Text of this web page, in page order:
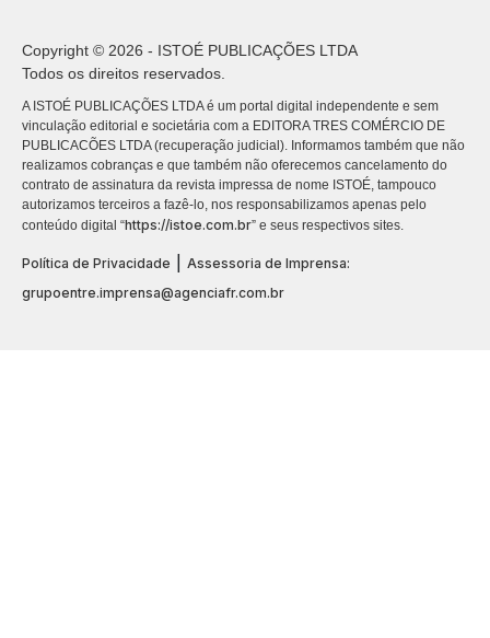
Copyright © 2026 - ISTOÉ PUBLICAÇÕES LTDA
Todos os direitos reservados.
A ISTOÉ PUBLICAÇÕES LTDA é um portal digital independente e sem
vinculação editorial e societária com a EDITORA TRES COMÉRCIO DE
PUBLICACÕES LTDA (recuperação judicial). Informamos também que não
realizamos cobranças e que também não oferecemos cancelamento do
contrato de assinatura da revista impressa de nome ISTOÉ, tampouco
autorizamos terceiros a fazê-lo, nos responsabilizamos apenas pelo
conteúdo digital “https://istoe.com.br” e seus respectivos sites.
Política de Privacidade
Assessoria de Imprensa:
grupoentre.imprensa@agenciafr.com.br